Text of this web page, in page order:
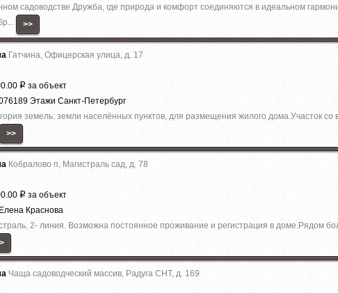
садоводстве Дружба, где природа и комфорт соединяются в идеальном
>>
Гатчина, Офицерская улица, д. 17
Р за объект
Этажи Санкт-Петербург
земель: земли населённых пунктов, для размещения жилого дома.Участок со
>>
Кобралово п, Магистраль сад, д. 78
Р за объект
Краснова
2- линия. Возможна постоянное проживание и регистрация в доме.Рядом
Чаща садоводческий массив, Радуга СНТ, д. 169